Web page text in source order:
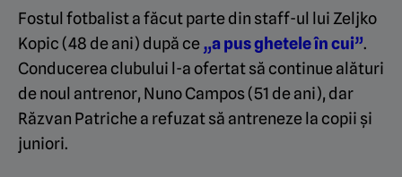
Fostul fotbalist a făcut parte din staff-ul lui Zeljko
Kopic (48 de ani) după ce„a pus ghetele în cui”.
Conducerea clubului l-a ofertat să continue alături
de noul antrenor, Nuno Campos (51 de ani), dar
Răzvan Patriche a refuzat să antreneze la copii și
juniori.